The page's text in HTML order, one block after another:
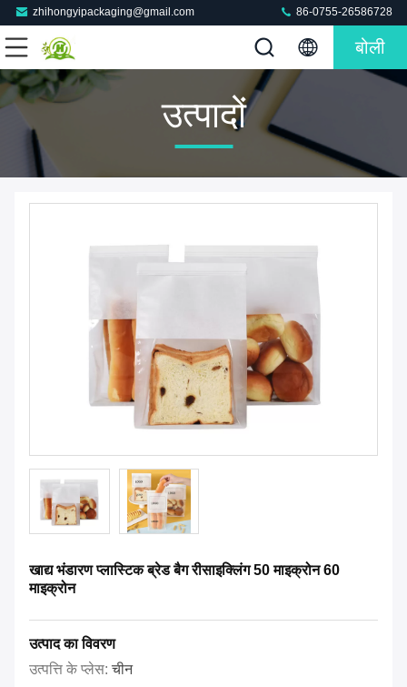
zhihongyipackaging@gmail.com 86-0755-26586728
बोली
उत्पादों
खाद्य भंडारण प्लास्टिक ब्रेड बैग रीसाइक्लिंग 50 माइक्रोन 60
माइक्रोन
उत्पाद का विवरण
उत्पत्ति के प्लेस:चीन